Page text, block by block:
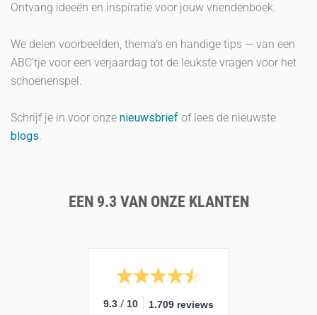
Ontvang ideeën en inspiratie voor jouw vriendenboek.
We delen voorbeelden, thema’s en handige tips — van een
ABC’tje voor een verjaardag tot de leukste vragen voor het
schoenenspel.
Schrijf je in voor onze nieuwsbrief of lees de nieuwste
blogs.
EEN 9.3 VAN ONZE KLANTEN
9.3 / 10 1.709 reviews